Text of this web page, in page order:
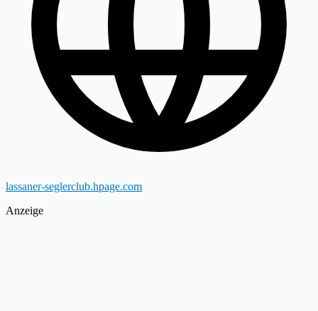
lassaner-seglerclub.hpage.com
Anzeige